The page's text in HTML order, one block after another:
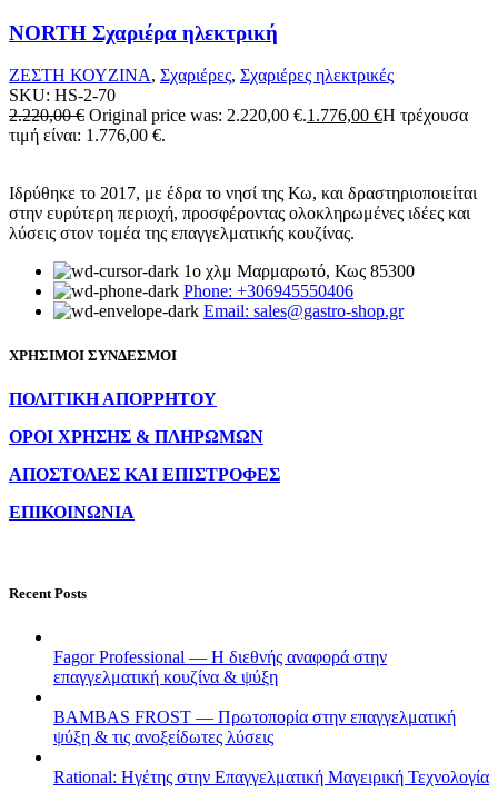
NORTH Σχαριέρα ηλεκτρική
ΖΕΣΤΗ ΚΟΥΖΙΝΑ, Σχαριέρες, Σχαριέρες ηλεκτρικές
SKU: HS-2-70
2.220,00€ Original price was: 2.220,00 €.1.776,00 €Η τρέχουσα
τιμή είναι: 1.776,00 €.
Ιδρύθηκε το 2017, με έδρα το νησί της Κω, και δραστηριοποιείται
στην ευρύτερη περιοχή, προσφέροντας ολοκληρωμένες ιδέες και
λύσεις στον τομέα της επαγγελματικής κουζίνας.
1ο χλμ Μαρμαρωτό, Κως 85300
Phone: +306945550406
Email: sales@gastro-shop.gr
ΧΡΗΣΙΜΟΙ ΣΥΝΔΕΣΜΟΙ
ΠΟΛΙΤΙΚΗ ΑΠΟΡΡΗΤΟΥ
ΟΡΟΙ ΧΡΗΣΗΣ & ΠΛΗΡΩΜΩΝ
ΑΠΟΣΤΟΛΕΣ ΚΑΙ ΕΠΙΣΤΡΟΦΕΣ
ΕΠΙΚΟΙΝΩΝΙΑ
Recent Posts
Fagor Professional — Η διεθνής αναφορά στην
επαγγελματική κουζίνα & ψύξη
BAMBAS FROST — Πρωτοπορία στην επαγγελματική
ψύξη & τις ανοξείδωτες λύσεις
Rational: Ηγέτης στην Επαγγελματική Μαγειρική Τεχνολογία